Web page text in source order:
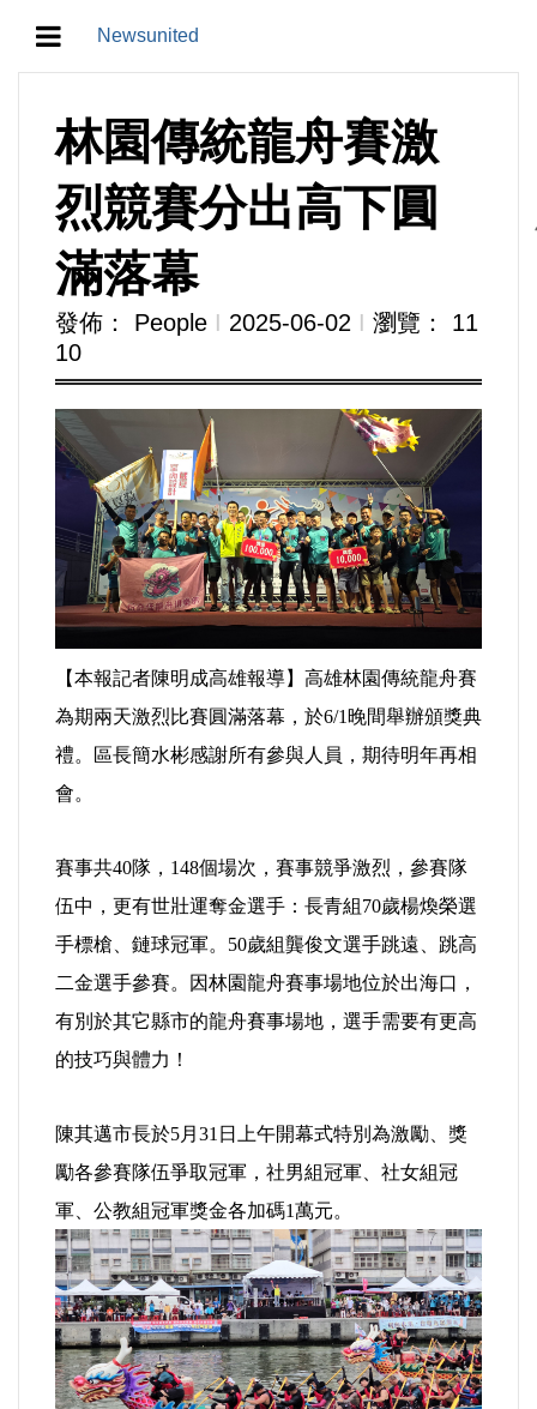
Newsunited
教育/五育/五創
人生/生存/生活
產業/經濟
政治/政黨
農業/技術/肥飼料/農藥/產銷
食品/衛生/醫療/照護
運動/體育/休閒/育樂
兩岸/大陸
寵物/動保
健康/養生
命理/信仰/宗教/宮廟/教會
演講/發表會/論壇/研討會
內政/社會/福利/弱勢/慈善
國際/全球
環境/資源/能源
交通運輸
中美台
林園傳統龍舟賽激
烈競賽分出高下圓
滿落幕
發佈： People Ι 2025-06-02 Ι 瀏覽： 11
10
【本報記者陳明成高雄報導】高雄林園傳統龍舟賽
為期兩天激烈比賽圓滿落幕，於6/1晚間舉辦頒獎典
禮。區長簡水彬感謝所有參與人員，期待明年再相
會。
賽事共40隊，148個場次，賽事競爭激烈，參賽隊
伍中，更有世壯運奪金選手：長青組70歲楊煥榮選
手標槍、鏈球冠軍。50歲組龔俊文選手跳遠、跳高
二金選手參賽。因林園龍舟賽事場地位於出海口，
有別於其它縣市的龍舟賽事場地，選手需要有更高
的技巧與體力！
陳其邁市長於5月31日上午開幕式特別為激勵、獎
勵各參賽隊伍爭取冠軍，社男組冠軍、社女組冠
軍、公教組冠軍獎金各加碼1萬元。